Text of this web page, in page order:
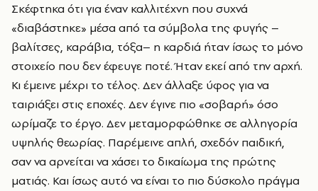
Σκέφτηκα ότι για έναν καλλιτέχνη που συχνά
«διαβάστηκε» μέσα από τα σύμβολα της φυγής –
βαλίτσες, καράβια, τόξα– η καρδιά ήταν ίσως το μόνο
στοιχείο που δεν έφευγε ποτέ. Ήταν εκεί από την αρχή.
Κι έμεινε μέχρι το τέλος. Δεν άλλαξε ύφος για να
ταιριάξει στις εποχές. Δεν έγινε πιο «σοβαρή» όσο
ωρίμαζε το έργο. Δεν μεταμορφώθηκε σε αλληγορία
υψηλής θεωρίας. Παρέμεινε απλή, σχεδόν παιδική,
σαν να αρνείται να χάσει το δικαίωμα της πρώτης
ματιάς. Και ίσως αυτό να είναι το πιο δύσκολο πράγμα